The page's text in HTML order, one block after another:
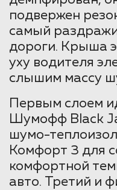
подвержен
самый
дороги. Крыша
уху водителя
слышим массу
Первым слоем
Шумофф Black
шумо-
Комфорт 3 для
комфортной
авто. Третий и